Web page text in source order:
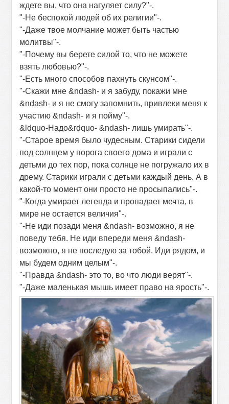
ждете вы, что она нагуляет силу?"-.
"-Не беспокой людей об их религии"-.
"-Даже твое молчание может быть частью
молитвы"-.
"-Почему вы берете силой то, что не можете
взять любовью?"-.
"-Есть много способов пахнуть скунсом"-.
"-Скажи мне &ndash- и я забуду, покажи мне
&ndash- и я не смогу запомнить, привлеки меня к
участию &ndash- и я пойму"-.
&ldquo-Надо&rdquo- &ndash- лишь умирать"-.
"-Старое время было чудесным. Старики сидели
под солнцем у порога своего дома и играли с
детьми до тех пор, пока солнце не погружало их в
дрему. Старики играли с детьми каждый день. А в
какой-то момент они просто не просыпались"-.
"-Когда умирает легенда и пропадает мечта, в
мире не остается величия"-.
"-Не иди позади меня &ndash- возможно, я не
поведу тебя. Не иди впереди меня &ndash-
возможно, я не последую за тобой. Иди рядом, и
мы будем одним целым"-.
"-Правда &ndash- это то, во что люди верят"-.
"-Даже маленькая мышь имеет право на ярость"-.